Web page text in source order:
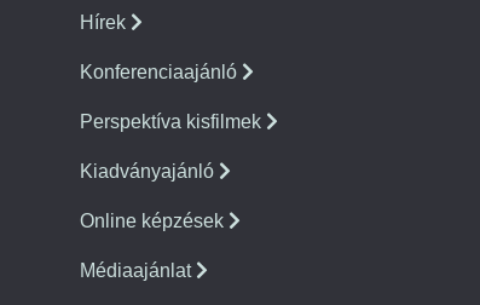
Hírek
Konferenciaajánló
Perspektíva kisfilmek
Kiadványajánló
Online képzések
Médiaajánlat